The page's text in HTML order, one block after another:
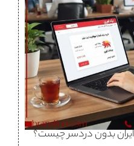
بدون دردسر چیست؟